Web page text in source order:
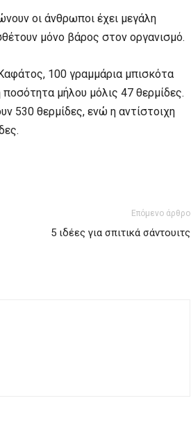
οι άνθρωποι έχει μεγάλη
μόνο βάρος στον οργανισμό.
100 γραμμάρια μπισκότα
μήλου μόλις 47 θερμίδες.
530 θερμίδες, ενώ η αντίστοιχη
Επόμενο άρθρο
5 ιδέες για σπιτικά σάντουιτς